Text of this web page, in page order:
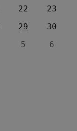
22
23
29
30
5 6